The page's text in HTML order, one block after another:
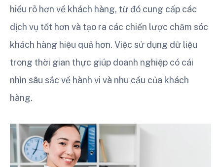
hiểu rõ hơn về khách hàng, từ đó cung cấp các
dịch vụ tốt hơn và tạo ra các chiến lược chăm sóc
khách hàng hiệu quả hơn. Việc sử dụng dữ liệu
trong thời gian thực giúp doanh nghiệp có cái
nhìn sâu sắc về hành vi và nhu cầu của khách
hàng.